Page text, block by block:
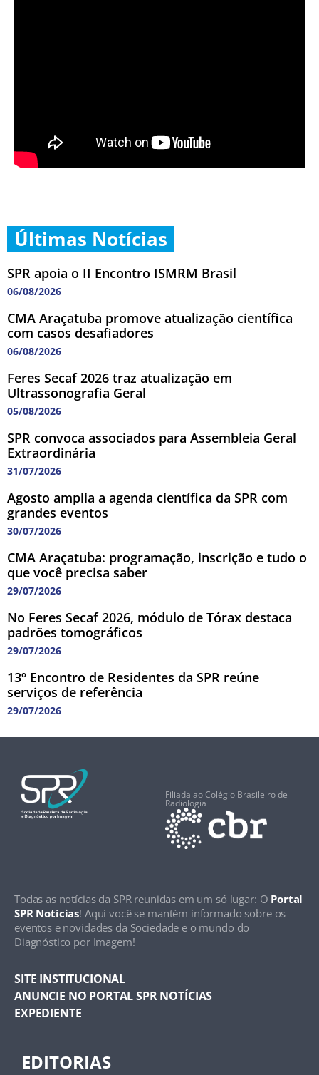
Últimas Notícias
SPR apoia o II Encontro ISMRM Brasil
06/08/2026
CMA Araçatuba promove atualização científica
com casos desafiadores
06/08/2026
Feres Secaf 2026 traz atualização em
Ultrassonografia Geral
05/08/2026
SPR convoca associados para Assembleia Geral
Extraordinária
31/07/2026
Agosto amplia a agenda científica da SPR com
grandes eventos
30/07/2026
CMA Araçatuba: programação, inscrição e tudo o
que você precisa saber
29/07/2026
No Feres Secaf 2026, módulo de Tórax destaca
padrões tomográficos
29/07/2026
13º Encontro de Residentes da SPR reúne
serviços de referência
29/07/2026
Filiada ao Colégio Brasileiro de
Radiologia
Todas as notícias da SPR reunidas em um só lugar: O Portal
SPR Notícias! Aqui você se mantém informado sobre os
eventos e novidades da Sociedade e o mundo do
Diagnóstico por Imagem!
SITE INSTITUCIONAL
ANUNCIE NO PORTAL SPR NOTÍCIAS
EXPEDIENTE
EDITORIAS